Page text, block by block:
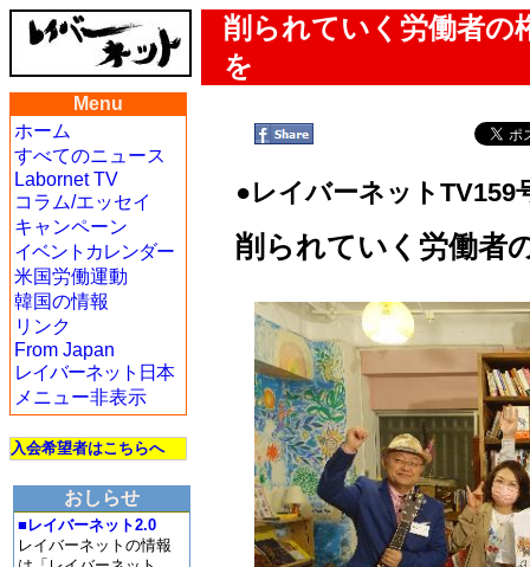
削られていく労働者の
を
Menu
ホーム
すべてのニュース
Labornet TV
コラム/エッセイ
キャンペーン
イベントカレンダー
米国労働運動
韓国の情報
リンク
From Japan
レイバーネット日本
メニュー非表示
入会希望者はこちらへ
おしらせ
■レイバーネット2.0
レイバーネットの情報
●レイバーネットTV159
削られていく労働者